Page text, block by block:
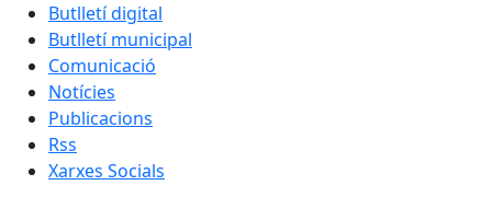
Butlletí digital
Butlletí municipal
Comunicació
Notícies
Publicacions
Rss
Xarxes Socials